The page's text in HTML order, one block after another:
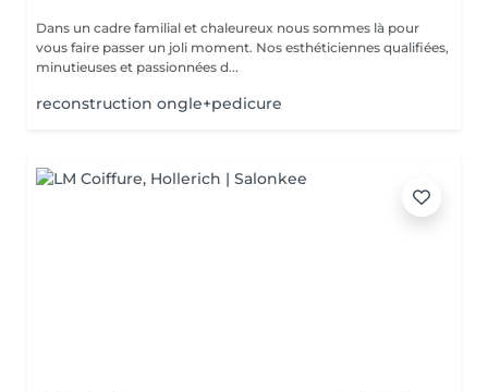
Dans un cadre familial et chaleureux nous sommes là pour
vous faire passer un joli moment. Nos esthéticiennes qualifiées,
minutieuses et passionnées d...
reconstruction ongle+pedicure